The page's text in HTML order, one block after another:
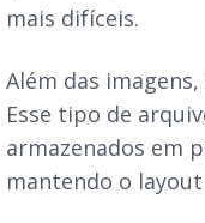
mais difíceis.
Além das
Esse tipo de
armazenados em
mantendo o